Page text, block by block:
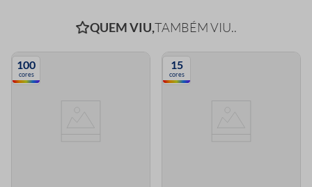
QUEM VIU,TAMBÉM VIU..
100
cores
15
cores